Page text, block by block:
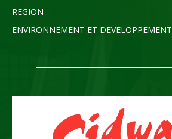
REGION
ENVIRONNEMENT ET DEVELOPPEMENT